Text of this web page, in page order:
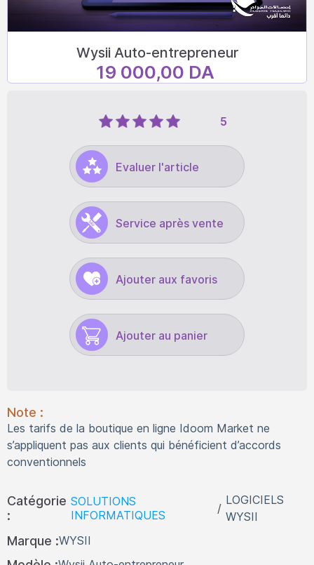
Wysii Auto-entrepreneur
19 000,00 DA
5
Evaluer l'article
Service après vente
Ajouter aux favoris
Note :
Les tarifs de la boutique en ligne Idoom Market ne
s’appliquent pas aux clients qui bénéficient d’accords
conventionnels
Catégorie
:
SOLUTIONS
INFORMATIQUES
/
LOGICIELS
WYSII
Marque :WYSII